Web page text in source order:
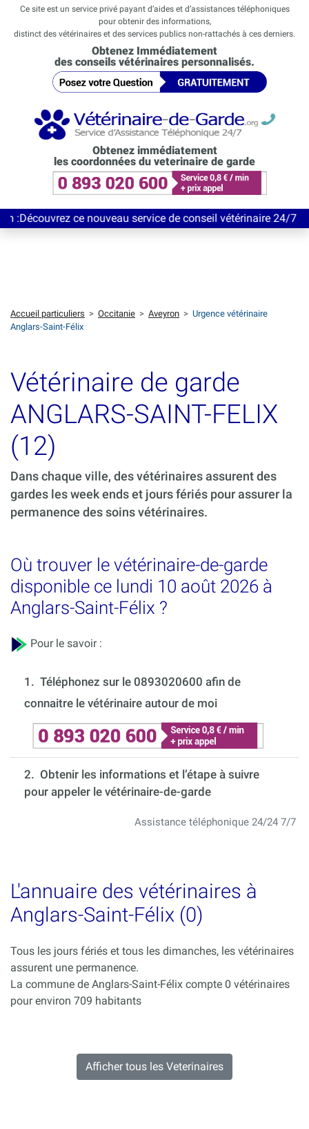
Ce site est un service privé payant d’aides et d’assistances téléphoniques
pour obtenir des informations,
distinct des vétérinaires et des services publics non-rattachés à ces derniers.
Obtenez Immédiatement
des conseils vétérinaires personnalisés.
Obtenez immédiatement
les coordonnées du veterinaire de garde
ce nouveau service de conseil vétérinaire 24/7
Accueil particuliers > Occitanie > Aveyron > Urgence vétérinaire
Anglars-Saint-Félix
Vétérinaire de garde
ANGLARS-SAINT-FELIX
(12)
Dans chaque ville, des vétérinaires assurent des
gardes les week ends et jours fériés pour assurer la
permanence des soins vétérinaires.
Où trouver le vétérinaire-de-garde
disponible ce lundi 10 août 2026 à
Anglars-Saint-Félix ?
Pour le savoir :
1. Téléphonez sur le 0893020600 afin de
connaitre le vétérinaire autour de moi
2. Obtenir les informations et l’étape à suivre
pour appeler le vétérinaire-de-garde
Assistance téléphonique 24/24 7/7
L'annuaire des vétérinaires à
Anglars-Saint-Félix (0)
Tous les jours fériés et tous les dimanches, les vétérinaires
assurent une permanence.
La commune de Anglars-Saint-Félix compte 0 vétérinaires
pour environ 709 habitants
Afficher tous les Veterinaires